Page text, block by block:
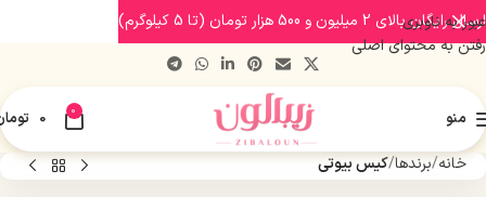
عبور به ناوبری
رفتن به محتوای اصلی
منو 0
0
خانه برندها کیس بیوتی
ارسال رایگان بالای 2 میلیون و 500 هزار تومان (تا 5 کیلوگرم)